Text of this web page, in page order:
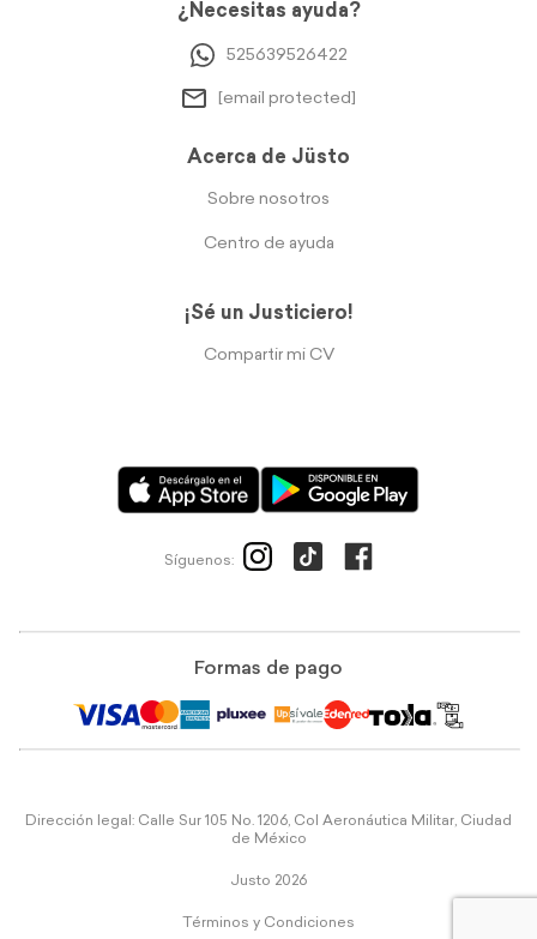
¿Necesitas ayuda?
525639526422
[email protected]
Acerca de Jüsto
Sobre nosotros
Centro de ayuda
¡Sé un Justiciero!
Compartir mi CV
Síguenos:
Formas de pago
Dirección legal: Calle Sur 105 No. 1206, Col Aeronáutica Militar, Ciudad
de México
Justo 2026
Términos y Condiciones